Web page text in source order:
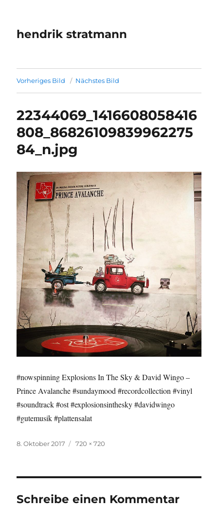
hendrik stratmann
Vorheriges Bild Nächstes Bild
22344069_1416608058416
808_86826109839962275
84_n.jpg
#nowspinning Explosions In The Sky & David Wingo –
Prince Avalanche #sundaymood #recordcollection #vinyl
#soundtrack #ost #explosionsinthesky #davidwingo
#gutemusik #plattensalat
Veröffentlicht
8. Oktober 2017 Originalgröße
720 × 720
Schreibe einen Kommentar